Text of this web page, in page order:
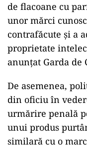
de flacoane cu
unor mărci
contrafăcute şi a
proprietate
anunţat Garda de
De asemenea,
din oficiu în
urmărire penală
unui produs
similară cu o